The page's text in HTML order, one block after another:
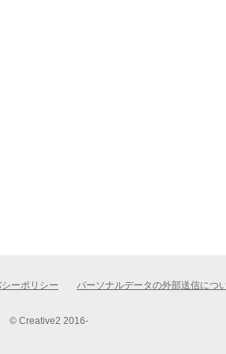
ーポリシー パーソナルデータの外部送信につ
© Creative2 2016-